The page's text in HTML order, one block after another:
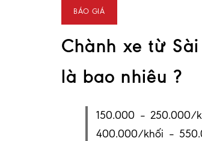
Chành xe từ
là bao nhiêu ?
150.000 – 250.000/
400.000/khối –